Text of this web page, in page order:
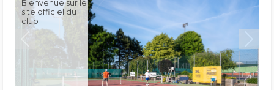
Bienvenue sur le
site officiel du
club
Previous